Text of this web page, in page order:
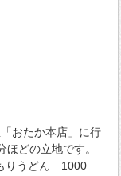
おたか本店」に行
どの立地です。
りうどん 1000